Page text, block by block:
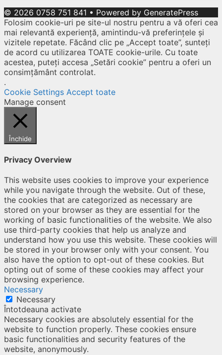
© 2026 0758 751 841 • Powered by GeneratePress
Folosim cookie-uri pe site-ul nostru pentru a vă oferi cea
mai relevantă experiență, amintindu-vă preferințele și
vizitele repetate. Făcând clic pe „Accept toate”, sunteți
de acord cu utilizarea TOATE cookie-urile. Cu toate
acestea, puteți accesa „Setări cookie” pentru a oferi un
consimțământ controlat.
.
Cookie Settings Accept toate
Manage consent
Închide
Privacy Overview
This website uses cookies to improve your experience
while you navigate through the website. Out of these,
the cookies that are categorized as necessary are
stored on your browser as they are essential for the
working of basic functionalities of the website. We also
use third-party cookies that help us analyze and
understand how you use this website. These cookies will
be stored in your browser only with your consent. You
also have the option to opt-out of these cookies. But
opting out of some of these cookies may affect your
browsing experience.
Necessary
Necessary
Întotdeauna activate
Necessary cookies are absolutely essential for the
website to function properly. These cookies ensure
basic functionalities and security features of the
website, anonymously.